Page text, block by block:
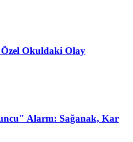
Okuldaki Olay
Alarm: Sağanak, Kar